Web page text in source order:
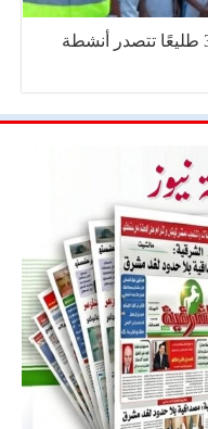
ورش مكافحة الإدمان بمشاركة 350 طليعًا تتصدر أنشطة